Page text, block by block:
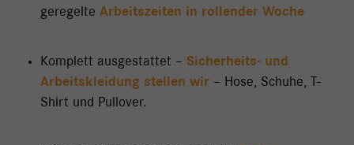
geregelte Arbeitszeiten in rollender Woche
Komplett ausgestattet – Sicherheits- und
Arbeitskleidung stellen wir– Hose, Schuhe, T-
Shirt und Pullover.